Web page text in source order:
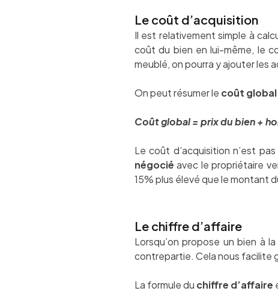
Le coût d’acquisition
Il est relativement simple à
coût du bien en lui-même, le
meublé, on pourra y ajouter les
On peut résumer le coût global
Coût global = prix du bien +
Le coût d’acquisition n’est
négocié avec le propriétaire
15% plus élevé que le montant
Le chiffre d’affaire
Lorsqu’on propose un bien à
contrepartie. Cela nous facilite
La formule du chiffre d’affaire